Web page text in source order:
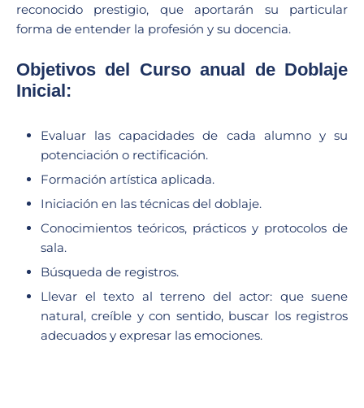
reconocido prestigio, que aportarán su particular
forma de entender la profesión y su docencia.
Objetivos del Curso anual de Doblaje
Inicial:
Evaluar las capacidades de cada alumno y su
potenciación o rectificación.
Formación artística aplicada.
Iniciación en las técnicas del doblaje.
Conocimientos teóricos, prácticos y protocolos de
sala.
Búsqueda de registros.
Llevar el texto al terreno del actor: que suene
natural, creíble y con sentido, buscar los registros
adecuados y expresar las emociones.